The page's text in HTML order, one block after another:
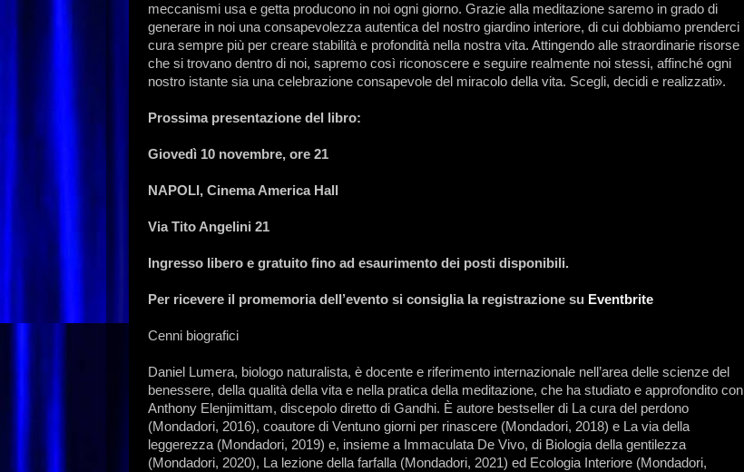
meccanismi usa e getta producono in noi ogni giorno. Grazie alla meditazione saremo in grado di
generare in noi una consapevolezza autentica del nostro giardino interiore, di cui dobbiamo prenderci
cura sempre più per creare stabilità e profondità nella nostra vita. Attingendo alle straordinarie risorse
che si trovano dentro di noi, sapremo così riconoscere e seguire realmente noi stessi, affinché ogni
nostro istante sia una celebrazione consapevole del miracolo della vita. Scegli, decidi e realizzati».
Prossima presentazione del libro:
Giovedì 10 novembre, ore 21
NAPOLI, Cinema America Hall
Via Tito Angelini 21
Ingresso libero e gratuito fino ad esaurimento dei posti disponibili.
Per ricevere il promemoria dell’evento si consiglia la registrazione su Eventbrite
Cenni biografici
Daniel Lumera, biologo naturalista, è docente e riferimento internazionale nell’area delle scienze del
benessere, della qualità della vita e nella pratica della meditazione, che ha studiato e approfondito con
Anthony Elenjimittam, discepolo diretto di Gandhi. È autore bestseller di La cura del perdono
(Mondadori, 2016), coautore di Ventuno giorni per rinascere (Mondadori, 2018) e La via della
leggerezza (Mondadori, 2019) e, insieme a Immaculata De Vivo, di Biologia della gentilezza
(Mondadori, 2020), La lezione della farfalla (Mondadori, 2021) ed Ecologia Interiore (Mondadori,